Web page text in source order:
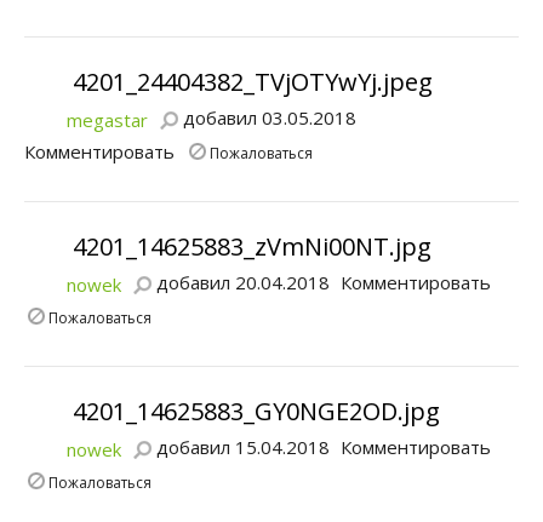
4201_24404382_TVjOTYwYj.jpeg
megastar
добавил 03.05.2018
Комментировать
Пожаловаться
4201_14625883_zVmNi00NT.jpg
nowek добавил 20.04.2018 Комментировать
Пожаловаться
4201_14625883_GY0NGE2OD.jpg
nowek добавил 15.04.2018 Комментировать
Пожаловаться